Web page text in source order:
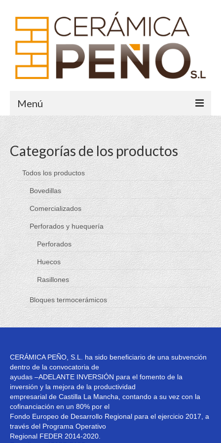
Menú
Inicio
Historia
Sistema Crece
Galería
Contacto
Productos
Bloques termocerámicos
Bovedillas
Perforados y huequería
Rasillones
Huecos
Comercializados
Objetos BIM
Silensis Cerapy
Blog
Categorías de los productos
Todos los productos
Bovedillas
Comercializados
Perforados y huequería
Perforados
Huecos
Rasillones
Bloques termocerámicos
CERÁMICA PEÑO, S.L. ha sido beneficiario de una subvención
dentro de la convocatoria de
ayudas –ADELANTE INVERSIÓN para el fomento de la
inversión y la mejora de la productividad
empresarial de Castilla La Mancha, contando a su vez con la
cofinanciación en un 80% por el
Fondo Europeo de Desarrollo Regional para el ejercicio 2017, a
través del Programa Operativo
Regional FEDER 2014-2020.